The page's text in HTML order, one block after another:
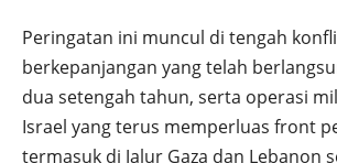
Peringatan ini muncul di tengah
berkepanjangan yang telah
dua setengah tahun, serta operasi
Israel yang terus memperluas front
termasuk di Jalur Gaza dan Lebanon